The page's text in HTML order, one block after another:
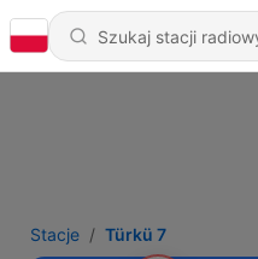
Stacje Türkü 7